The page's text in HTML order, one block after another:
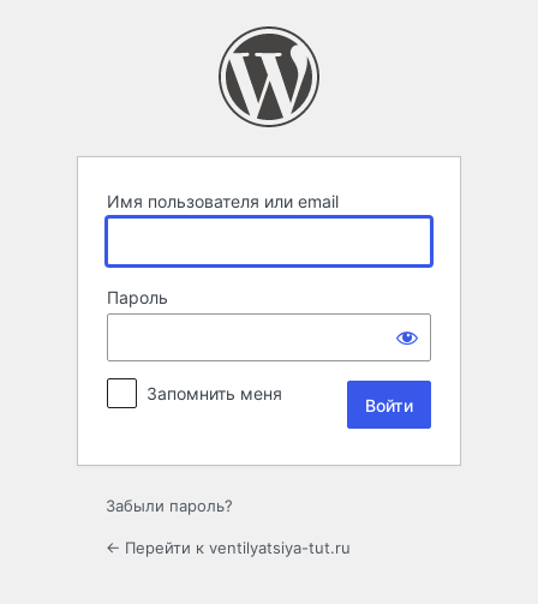
Имя пользователя или email
Пароль
Запомнить меня
Забыли пароль?
← Перейти к ventilyatsiya-tut.ru